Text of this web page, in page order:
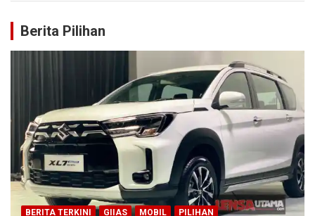
Berita Pilihan
BERITA TERKINI GIIAS MOBIL PILIHAN